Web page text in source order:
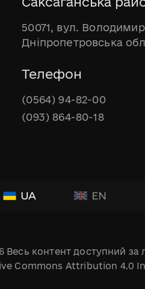
50071, вул.
Дніпропетровська обл.
Телефон
(0564) 94-82-00
(093) 864-80-18
UA EN
Весь контент доступний за
Commons Attribution 4.0